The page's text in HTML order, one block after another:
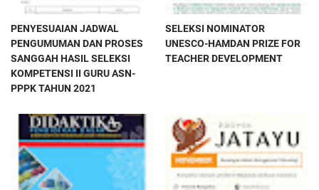
PENYESUAIAN JADWAL
PENGUMUMAN DAN PROSES
SANGGAH HASIL SELEKSI
KOMPETENSI II GURU ASN-
PPPK TAHUN 2021
SELEKSI NOMINATOR
UNESCO-HAMDAN PRIZE FOR
TEACHER DEVELOPMENT